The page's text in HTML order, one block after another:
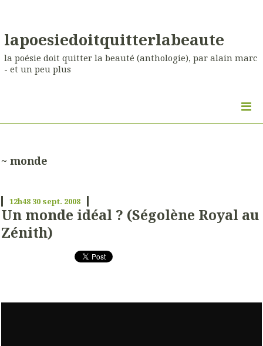
lapoesiedoitquitterlabeaute
la poésie doit quitter la beauté (anthologie), par alain marc
- et un peu plus
~ monde
12h48 30 sept. 2008
Un monde idéal ? (Ségolène Royal au
Zénith)